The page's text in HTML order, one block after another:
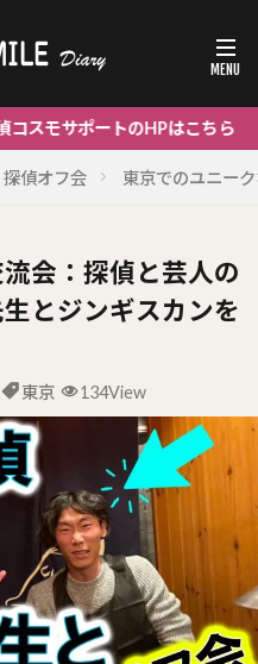
トのHPはこちら
探偵オフ会 東京でのユニー
会：探偵と芸人の
とジンギスカンを
東京 134View